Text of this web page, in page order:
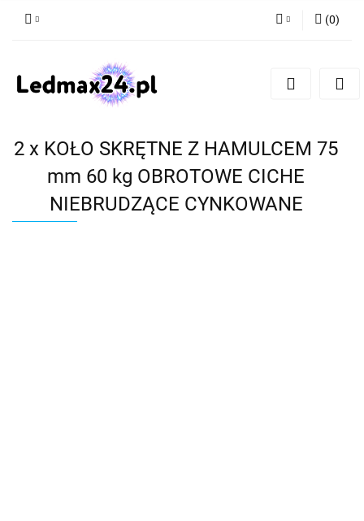
Zarejestruj się
(0)
2 x KOŁO SKRĘTNE Z HAMULCEM 75
mm 60 kg OBROTOWE CICHE
NIEBRUDZĄCE CYNKOWANE